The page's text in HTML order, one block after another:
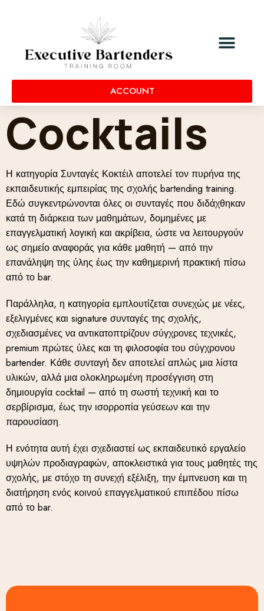
ACCOUNT
Cocktails
Η κατηγορία Συνταγές Κοκτέιλ αποτελεί τον πυρήνα της
εκπαιδευτικής εμπειρίας της σχολής bartending training.
Εδώ συγκεντρώνονται όλες οι συνταγές που διδάχθηκαν
κατά τη διάρκεια των μαθημάτων, δομημένες με
επαγγελματική λογική και ακρίβεια, ώστε να λειτουργούν
ως σημείο αναφοράς για κάθε μαθητή — από την
επανάληψη της ύλης έως την καθημερινή πρακτική πίσω
από το bar.
Παράλληλα, η κατηγορία εμπλουτίζεται συνεχώς με νέες,
εξελιγμένες και signature συνταγές της σχολής,
σχεδιασμένες να αντικατοπτρίζουν σύγχρονες τεχνικές,
premium πρώτες ύλες και τη φιλοσοφία του σύγχρονου
bartender. Κάθε συνταγή δεν αποτελεί απλώς μια λίστα
υλικών, αλλά μια ολοκληρωμένη προσέγγιση στη
δημιουργία cocktail — από τη σωστή τεχνική και το
σερβίρισμα, έως την ισορροπία γεύσεων και την
παρουσίαση.
Η ενότητα αυτή έχει σχεδιαστεί ως εκπαιδευτικό εργαλείο
υψηλών προδιαγραφών, αποκλειστικά για τους μαθητές της
σχολής, με στόχο τη συνεχή εξέλιξη, την έμπνευση και τη
διατήρηση ενός κοινού επαγγελματικού επιπέδου πίσω
από το bar.